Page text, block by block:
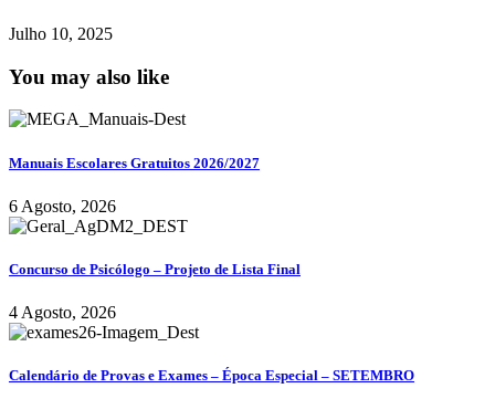
Julho 10, 2025
You may also like
Manuais Escolares Gratuitos 2026/2027
6 Agosto, 2026
Concurso de Psicólogo – Projeto de Lista Final
4 Agosto, 2026
Calendário de Provas e Exames – Época Especial – SETEMBRO